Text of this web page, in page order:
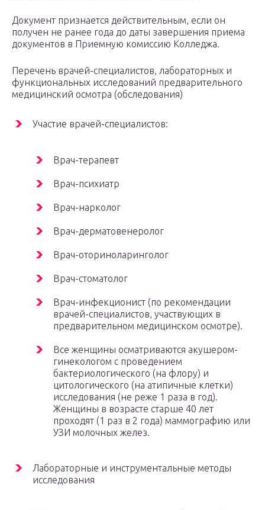
Документ признается действительным, если он
получен не ранее года до даты завершения приема
документов в Приемную комиссию Колледжа.
Перечень врачей-специалистов, лабораторных и
функциональных исследований предварительного
медицинский осмотра (обследования)
Участие врачей-специалистов:
Врач-терапевт
Врач-психиатр
Врач-нарколог
Врач-дерматовенеролог
Врач-оториноларинголог
Врач-стоматолог
Врач-инфекционист (по рекомендации
врачей-специалистов, участвующих в
предварительном медицинском осмотре).
Все женщины осматриваются акушером-
гинекологом с проведением
бактериологического (на флору) и
цитологического (на атипичные клетки)
исследования (не реже 1 раза в год).
Женщины в возрасте старше 40 лет
проходят (1 раз в 2 года) маммографию или
УЗИ молочных желез.
Лабораторные и инструментальные методы
исследования